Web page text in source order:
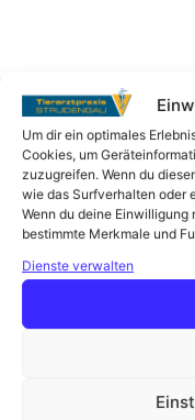
Um dir ein optimales
Cookies, um
zuzugreifen. Wenn du
wie das Surfverhalten oder
Wenn du deine
bestimmte Merkmale und
Dienste verwalten